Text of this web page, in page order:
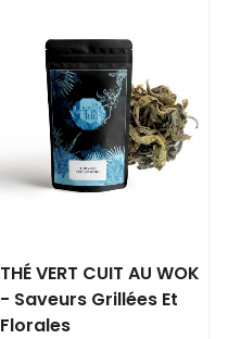
THÉ VERT CUIT AU WOK
- Saveurs Grillées Et
Florales